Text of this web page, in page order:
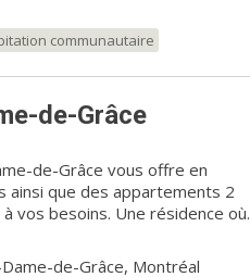
communautaire
de-Grâce
de-Grâce vous offre en
ainsi que des appartements 2
vos besoins. Une résidence où
services offerts sur
de-Grâce, Montréal